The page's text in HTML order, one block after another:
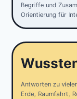
Begriffe und
Orientierung für
Antworten zu
Erde, Raumfahrt,